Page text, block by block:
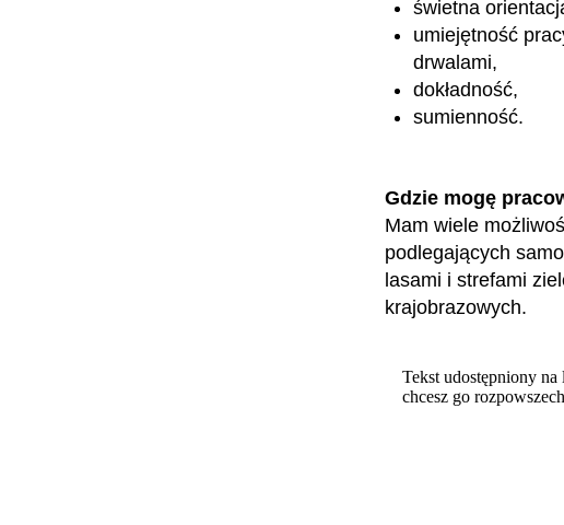
świetna
umiejętność
drwalami,
dokładność,
sumienność.
Gdzie mogę
Mam wiele
podlegających
lasami i strefami
krajobrazowych.
Tekst udostępniony na
chcesz go